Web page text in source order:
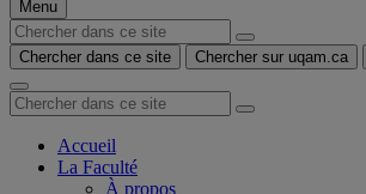
Menu
Chercher dans ce site Chercher sur uqam.ca
Accueil
La Faculté
À propos